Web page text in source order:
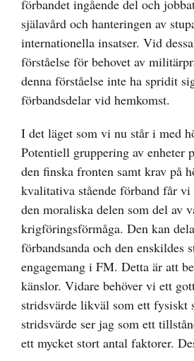
förbandet ingående del och
själavård och hanteringen av
internationella insatser. Vid
förståelse för behovet av
denna förståelse inte ha spridit
förbandsdelar vid hemkomst.
I det läget som vi nu står i med
Potentiell gruppering av enheter
den finska fronten samt krav på
kvalitativa stående förband får
den moraliska delen som del av
krigföringsförmåga. Den kan
förbandsanda och den enskildes
engagemang i FM. Detta är att
känslor. Vidare behöver vi ett
stridsvärde likväl som ett fysiskt
stridsvärde ser jag som ett
ett mycket stort antal faktorer.